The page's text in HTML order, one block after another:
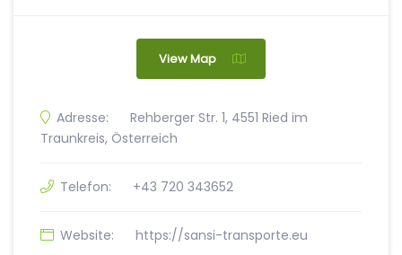
View Map
Adresse:
Rehberger Str. 1, 4551 Ried im
Traunkreis, Österreich
Telefon: +43 720 343652
Website: https://sansi-transporte.eu